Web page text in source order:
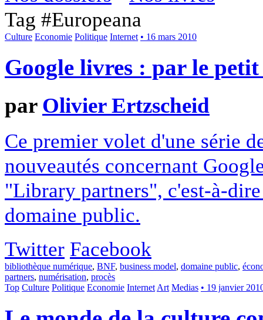
Tag #Europeana
Culture Economie Politique Internet • 16 mars 2010
Google livres : par le
par Olivier Ertzscheid
Ce premier volet d'une série
nouveautés concernant
"Library partners", c'est-à-
domaine public.
Twitter Facebook
bibliothèque numérique, BNF, business model, domaine public,
partners, numérisation, procès
Top Culture Politique Economie InternetArt Medias • 19 janvier